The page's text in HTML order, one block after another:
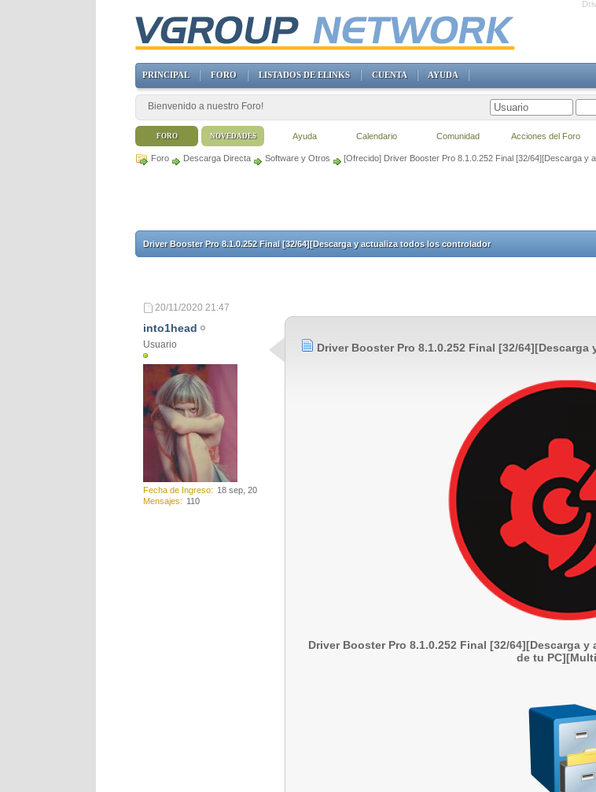
Foro Descarga Directa Software y Otros [Ofrecido] Driver Booster Pro 8.1.0.252 Final [32/64][Descarga y
Driver Booster Pro 8.1.0.252 Final [32/64][Descarga y actualiza todos los controlador
20/11/2020 21:47
into1head
Usuario
Fecha de Ingreso
18 sep, 20
Mensajes
110
Driver Booster Pro 8.1.0.252 Final [32/
Driver Booster Pro 8.1.0.252 Final [32/64][Descarga
de tu
PRINCIPAL FORO LISTADOS DE ELINKS CUENTA AYUDA
Bienvenido a nuestro Foro!
FORO Ayuda Calendario Comunidad Acciones del Foro
NOVEDADES